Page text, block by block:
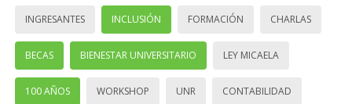
INGRESANTES INCLUSIÓN FORMACIÓN CHARLAS
BECAS BIENESTAR UNIVERSITARIO LEY MICAELA
100 AÑOS WORKSHOP UNR CONTABILIDAD